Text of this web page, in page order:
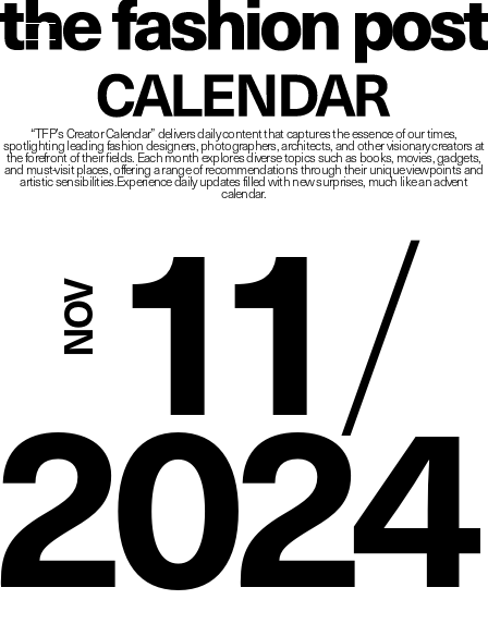
CALENDAR
“TFP’s Creator Calendar” delivers daily content that captures the essence of our times,
spotlighting leading fashion designers, photographers, architects, and other visionary creators at
the forefront of their fields.Each month explores diverse topics such as books, movies, gadgets,
and must-visit places,offering a range of recommendations through their unique viewpoints and
artistic sensibilities.Experience daily updates filled with new surprises, much like an advent
calendar.
11/